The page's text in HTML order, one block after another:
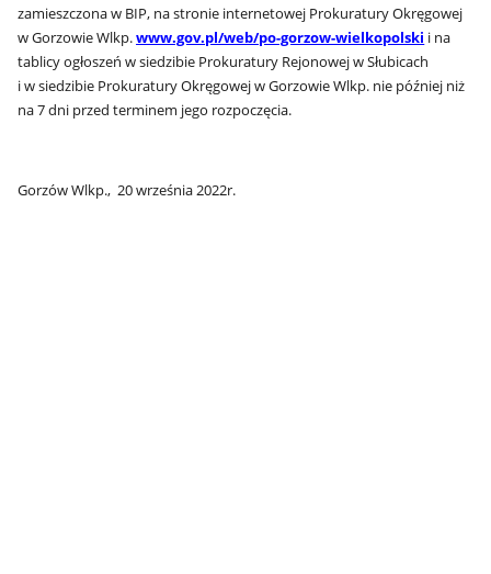
zamieszczona w BIP, na stronie internetowej Prokuratury Okręgowej
w Gorzowie Wlkp.www.gov.pl/web/po-gorzow-wielkopolski i na
tablicy ogłoszeń w siedzibie Prokuratury Rejonowej w Słubicach
i w siedzibie Prokuratury Okręgowej w Gorzowie Wlkp. nie później niż
na 7 dni przed terminem jego rozpoczęcia.
Gorzów Wlkp., 20 września 2022r.